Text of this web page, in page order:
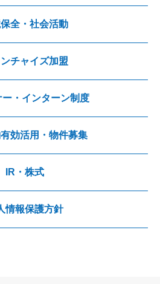
全・社会活動
チャイズ加盟
ー・インターン制度
効活用・物件募集
IR・株式
情報保護方針